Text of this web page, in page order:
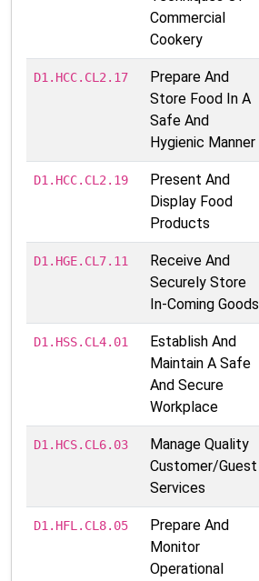
Commercial
Cookery
D1.HCC.CL2.17
Prepare And
Store Food In A
Safe And
Hygienic Manner
D1.HCC.CL2.19
Present And
Display Food
Products
D1.HGE.CL7.11
Receive And
Securely Store
In-Coming Goods
D1.HSS.CL4.01
Establish And
Maintain A Safe
And Secure
Workplace
D1.HCS.CL6.03
Manage Quality
Customer/Guest
Services
D1.HFL.CL8.05
Prepare And
Monitor
Operational